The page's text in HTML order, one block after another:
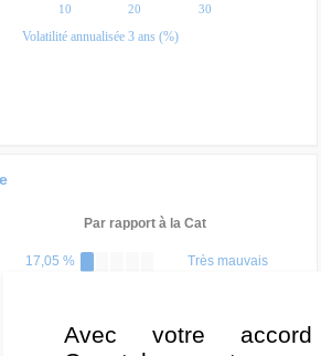
10 20 30
Volatilité annualisée 3 ans (%)
Par rapport à la Cat
17,05 % Très mauvais
11,06 % Très mauvais
Avec votre accord